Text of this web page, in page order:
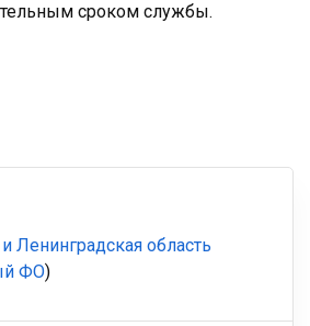
сроком службы.
Ленинградская область
ФО)